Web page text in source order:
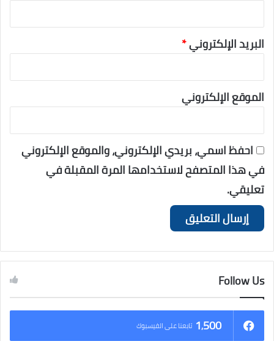
البريد الإلكتروني*
الموقع الإلكتروني
احفظ اسمي، بريدي الإلكتروني، والموقع الإلكتروني
في هذا المتصفح لاستخدامها المرة المقبلة في
تعليقي.
Follow Us
1٬500 تابعنا على الفيسبوك